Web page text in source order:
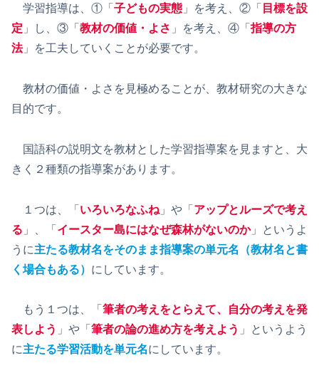
学習指導は、①「 子どもの実態 」を考え、②「 目標を設
定 」し、③「 教材の価値・よさ 」を考え、④「指導の方
法」を工夫していくことが必要です。
教材の価値・よさを見極めることが、教材研究の大きな
目的です。
国語科の説明文を教材とした学習指導案を見ますと、大
きく２種類の指導案があります。
１つは、「 いろいろなふね 」や「 アップとルーズで考え
る 」、「 イースター島にはなぜ森林がないのか」というよ
うに主たる教材名をそのまま指導案の単元名（教材名と書
く場合もある） にしています。
もう１つは、「 筆者の考えをとらえて、自分の考えを発
表しよう 」や「 筆者の論の進め方を考えよう 」というよう
に主たる学習活動を単元名にしています。